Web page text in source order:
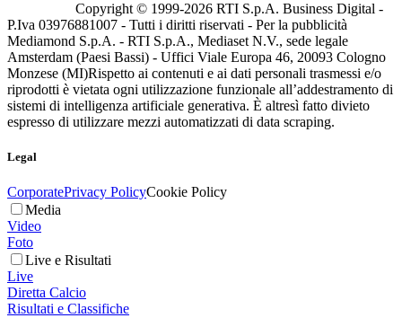
Copyright © 1999-2026 RTI S.p.A. Business Digital -
P.Iva 03976881007 - Tutti i diritti riservati - Per la pubblicità
Mediamond S.p.A. - RTI S.p.A., Mediaset N.V., sede legale
Amsterdam (Paesi Bassi) - Uffici Viale Europa 46, 20093 Cologno
Monzese (MI)Rispetto ai contenuti e ai dati personali trasmessi e/o
riprodotti è vietata ogni utilizzazione funzionale all’addestramento di
sistemi di intelligenza artificiale generativa. È altresì fatto divieto
espresso di utilizzare mezzi automatizzati di data scraping.
Legal
CorporatePrivacy PolicyCookie Policy
Media
Video
Foto
Live e Risultati
Live
Diretta Calcio
Risultati e Classifiche